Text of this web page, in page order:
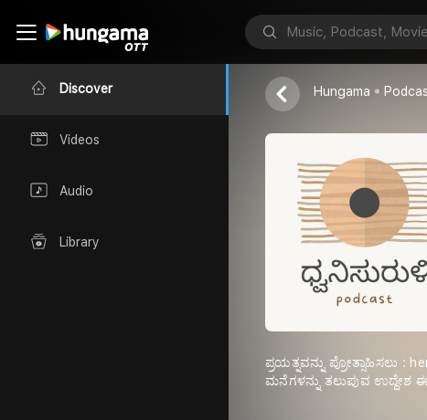
Discover
Videos
Audio
Library
Hemanth
Hungama
ಪ್ರಯತ್ನವನ್ನು ಪ್ರೋತ್ಸಾಹಿಸಲು
ಮನೆಗಳನ್ನು ತಲುಪುವ ಉದ್ದೇಶ